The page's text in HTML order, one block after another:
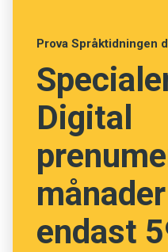
vissla 37 %
spökvatten 34 %
jinxa 23 %
hubot 20 %
blingon 16 %
Prova Språktidningen
Digital
endast